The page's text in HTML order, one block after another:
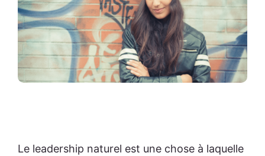
Le leadership naturel est une chose à laquelle